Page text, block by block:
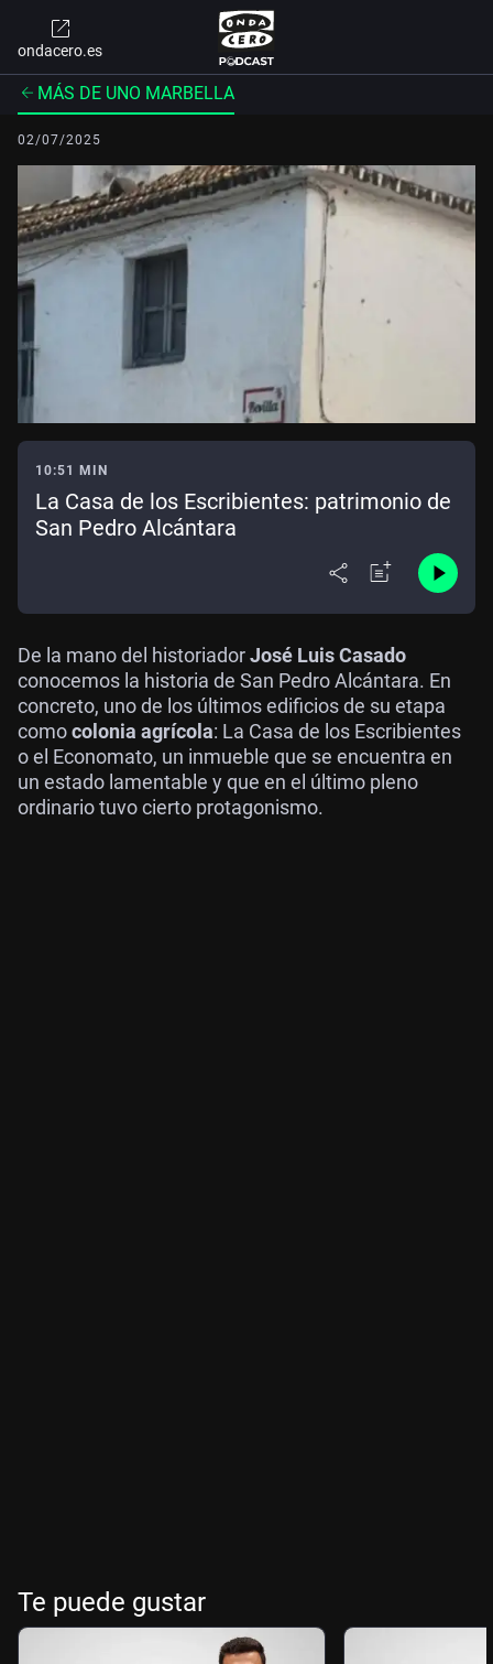
ondacero.es
MÁS DE UNO MARBELLA
02/07/2025
10:51 MIN
La Casa de los Escribientes: patrimonio de
San Pedro Alcántara
De la mano del historiadorJosé Luis Casado
conocemos la historia de San Pedro Alcántara. En
concreto, uno de los últimos edificios de su etapa
comocolonia agrícola: La Casa de los Escribientes
o el Economato, un inmueble que se encuentra en
un estado lamentable y que en el último pleno
ordinario tuvo cierto protagonismo.
Te puede gustar